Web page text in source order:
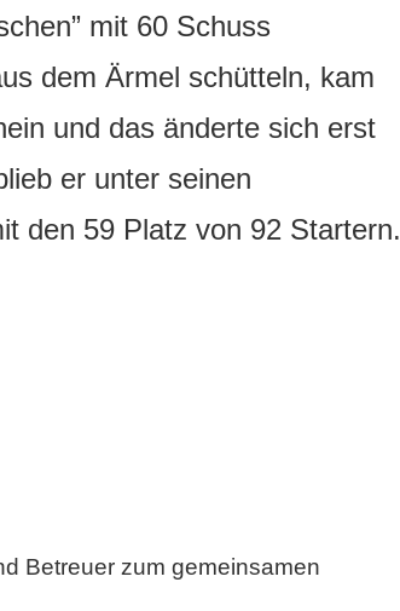
mit 60 Schuss
dem Ärmel schütteln, kam
und das änderte sich erst
er unter seinen
den 59 Platz von 92 Startern.
Betreuer zum gemeinsamen